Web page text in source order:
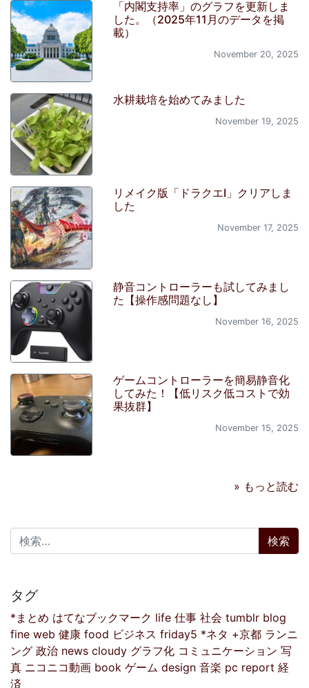
「内閣支持率」のグラフを更新しま
した。（2025年11月のデータを掲
載）
November 20, 2025
水耕栽培を始めてみました
November 19, 2025
リメイク版「ドラクエI」クリアしま
した
November 17, 2025
静音コントローラーも試してみまし
た【操作感問題なし】
November 16, 2025
ゲームコントローラーを簡易静音化
してみた！【低リスク低コストで効
果抜群】
November 15, 2025
» もっと読む
検索:
タグ
*まとめ はてなブックマーク life 仕事 社会 tumblr blog
fine web 健康 food ビジネス friday5 *ネタ +京都 ランニ
ング 政治 news cloudy グラフ化 コミュニケーション 写
真 ニコニコ動画 book ゲーム design 音楽 pc report 経
済